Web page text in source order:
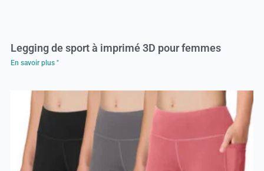
Legging de sport à imprimé 3D pour femmes
En savoir plus "